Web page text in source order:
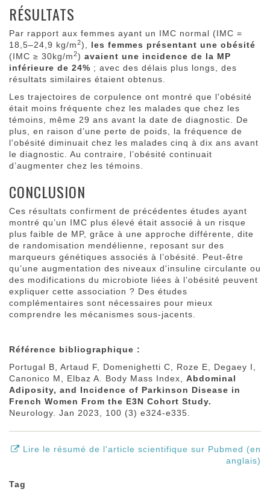
RÉSULTATS
Par rapport aux femmes ayant un IMC normal (IMC =
18,5–24,9 kg/m2), les femmes présentant une obésité
(IMC ≥ 30kg/m2) avaient une incidence de la MP
inférieure de 24% ; avec des délais plus longs, des
résultats similaires étaient obtenus.
Les trajectoires de corpulence ont montré que l'obésité
était moins fréquente chez les malades que chez les
témoins, même 29 ans avant la date de diagnostic. De
plus, en raison d’une perte de poids, la fréquence de
l'obésité diminuait chez les malades cinq à dix ans avant
le diagnostic. Au contraire, l’obésité continuait
d’augmenter chez les témoins.
CONCLUSION
Ces résultats confirment de précédentes études ayant
montré qu’un IMC plus élevé était associé à un risque
plus faible de MP, grâce à une approche différente, dite
de randomisation mendélienne, reposant sur des
marqueurs génétiques associés à l’obésité. Peut-être
qu’une augmentation des niveaux d'insuline circulante ou
des modifications du microbiote liées à l’obésité peuvent
expliquer cette association ? Des études
complémentaires sont nécessaires pour mieux
comprendre les mécanismes sous-jacents.
Référence bibliographique :
Portugal B, Artaud F, Domenighetti C, Roze E, Degaey I,
Canonico M, Elbaz A. Body Mass Index, Abdominal
Adiposity, and Incidence of Parkinson Disease in
French Women From the E3N Cohort Study.
Neurology. Jan 2023, 100 (3) e324-e335.
Lire le résumé de l'article scientifique sur Pubmed (en
anglais)
Tag